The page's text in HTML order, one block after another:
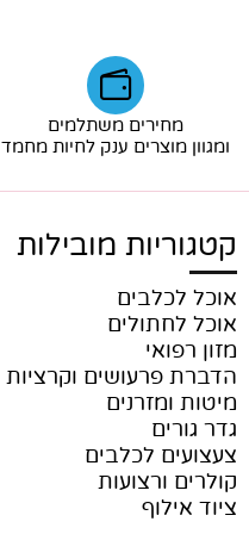
מחירים משתלמים
ומגוון מוצרים ענק לחיות מחמד
קטגוריות מובילות
אוכל לכלבים
אוכל לחתולים
מזון רפואי
הדברת פרעושים וקרציות
מיטות ומזרנים
גדר גורים
צעצועים לכלבים
קולרים ורצועות
ציוד אילוף